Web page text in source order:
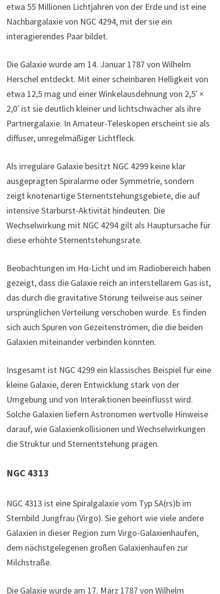
etwa 55 Millionen Lichtjahren von der Erde und ist eine
Nachbargalaxie von NGC 4294, mit der sie ein
interagierendes Paar bildet.
Die Galaxie wurde am 14. Januar 1787 von Wilhelm
Herschel entdeckt. Mit einer scheinbaren Helligkeit von
etwa 12,5 mag und einer Winkelausdehnung von 2,5′ ×
2,0′ ist sie deutlich kleiner und lichtschwächer als ihre
Partnergalaxie. In Amateur-Teleskopen erscheint sie als
diffuser, unregelmäßiger Lichtfleck.
Als irreguläre Galaxie besitzt NGC 4299 keine klar
ausgeprägten Spiralarme oder Symmetrie, sondern
zeigt knotenartige Sternentstehungsgebiete, die auf
intensive Starburst-Aktivität hindeuten. Die
Wechselwirkung mit NGC 4294 gilt als Hauptursache für
diese erhöhte Sternentstehungsrate.
Beobachtungen im Hα-Licht und im Radiobereich haben
gezeigt, dass die Galaxie reich an interstellarem Gas ist,
das durch die gravitative Störung teilweise aus seiner
ursprünglichen Verteilung verschoben wurde. Es finden
sich auch Spuren von Gezeitenströmen, die die beiden
Galaxien miteinander verbinden könnten.
Insgesamt ist NGC 4299 ein klassisches Beispiel für eine
kleine Galaxie, deren Entwicklung stark von der
Umgebung und von Interaktionen beeinflusst wird.
Solche Galaxien liefern Astronomen wertvolle Hinweise
darauf, wie Galaxienkollisionen und Wechselwirkungen
die Struktur und Sternentstehung prägen.
NGC 4313
NGC 4313 ist eine Spiralgalaxie vom Typ SA(rs)b im
Sternbild Jungfrau (Virgo). Sie gehört wie viele andere
Galaxien in dieser Region zum Virgo-Galaxienhaufen,
dem nächstgelegenen großen Galaxienhaufen zur
Milchstraße.
Die Galaxie wurde am 17. März 1787 von Wilhelm